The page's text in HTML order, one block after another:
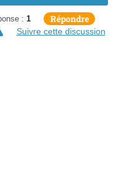
: 1 Répondre
Suivre cette discussion